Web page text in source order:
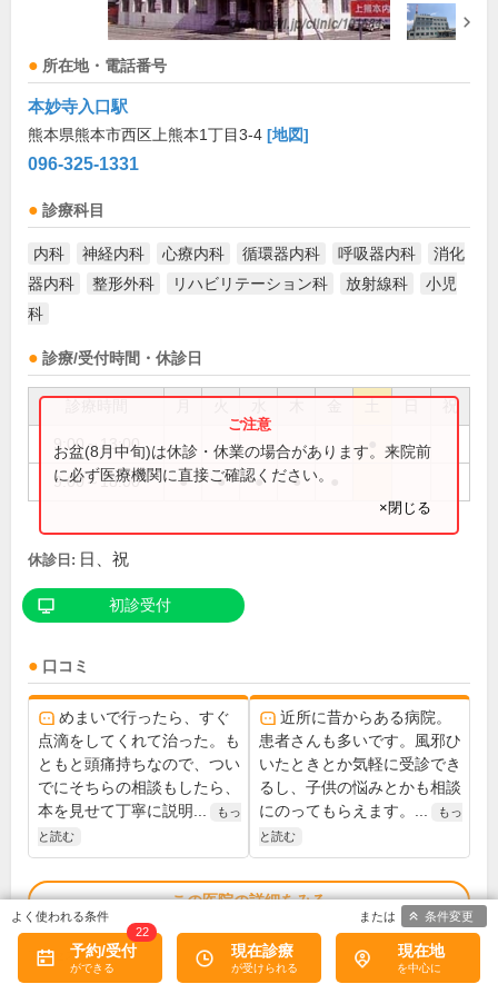
所在地・電話番号
本妙寺入口駅
熊本県熊本市西区上熊本1丁目3-4 [地図]
096-325-1331
診療科目
内科 神経内科 心療内科 循環器内科 呼吸器内科
消化
器内科
整形外科 リハビリテーション科 放射線科
小児
科
診療/受付時間・休診日
祝
9:00～13:00
9:00～18:00 ● ● ● ●
お盆(8月中旬)は休診・休業の場合があります。来院前
に必ず医療機関に直接ご確認ください。
×閉じる
休診日: 日、祝
初診受付
口コミ
めまいで行ったら、すぐ
点滴をしてくれて治った。も
ともと頭痛持ちなので、つい
でにそちらの相談もしたら、
本を見せて丁寧に説明...
もっ
と読む
近所に昔からある病院。
患者さんも多いです。風邪ひ
いたときとか気軽に受診でき
るし、子供の悩みとかも相談
にのってもらえます。...
もっ
と読む
この医院の詳細をみる
アクセス数※
予約/受付
22
現在診療 現在地
条件変更